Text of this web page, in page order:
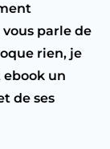
parle de
rien, je
ebook un
de ses